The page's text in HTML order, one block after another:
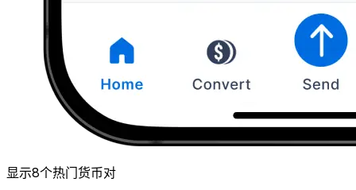
显示8个热门货币对